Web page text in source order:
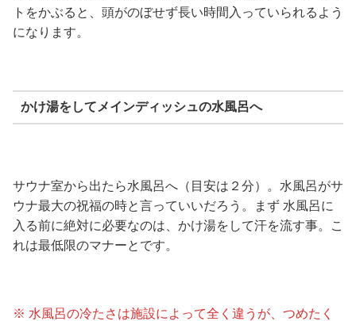
トをかぶると、頭がのぼせず長い時間入っていられるよう
になります。
かけ湯をしてメインディッシュの水風呂へ
サウナ室から出たら水風呂へ（目安は２分）。水風呂がサ
ウナ最大の祝福の時と言っていいだろう。まず 水風呂に
入る前に絶対に必要なのは、かけ湯をして汗を流す事。こ
れは最低限のマナーとです。
※ 水風呂の冷たさは施設によって全く違うが、つめたく